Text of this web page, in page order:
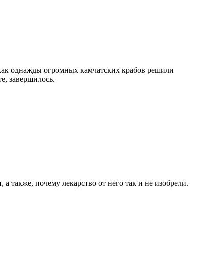
однажды огромных камчатских крабов решили
завершилось.
а также, почему лекарство от него так и не изобрели.